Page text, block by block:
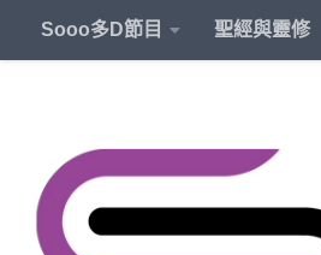
Sooo多D節目 聖經與靈修